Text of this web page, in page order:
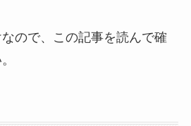
ので、この記事を読んで確